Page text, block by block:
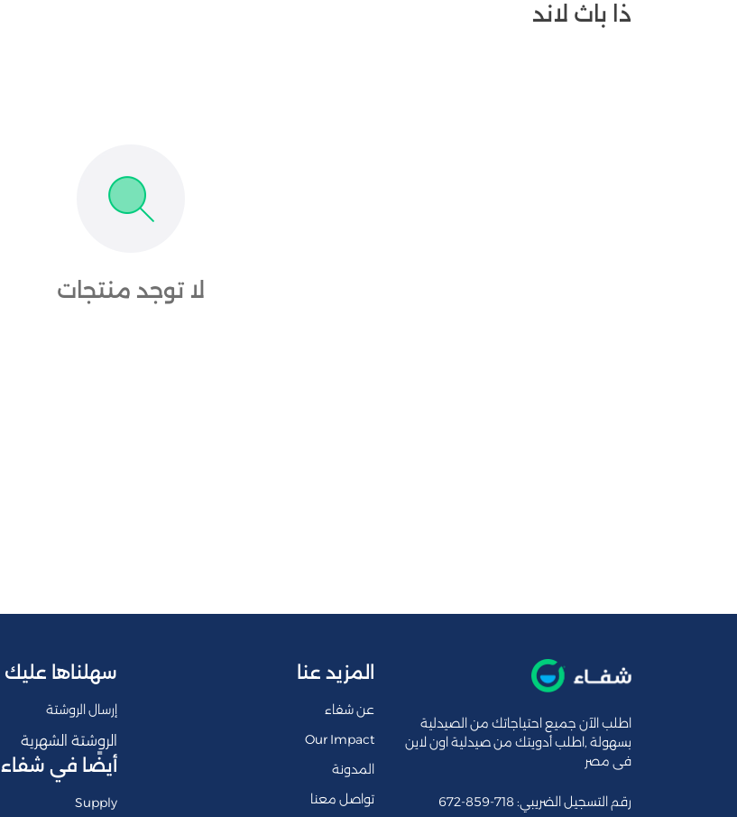
ذا باث لاند
لا توجد منتجات
اطلب الآن جميع احتياجاتك من الصيدلية
بسهولة ,اطلب أدويتك من صيدلية اون لاين
فى مصر
رقم التسجيل الضريبي: 718-859-672
المزيد عنا
عن شفاء
Our Impact
المدونة
تواصل معنا
سهلناها عليك
إرسال الروشتة
الروشتة الشهرية
أيضًا في شفاء
Supply